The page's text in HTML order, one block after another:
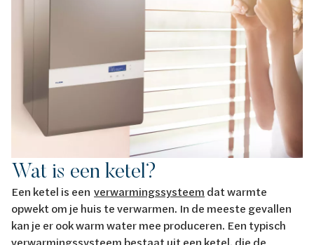
Wat is een ketel?
Een ketel is een verwarmingssysteem dat warmte
opwekt om je huis te verwarmen. In de meeste gevallen
kan je er ook warm water mee produceren. Een typisch
verwarmingssysteem bestaat uit een ketel, die de